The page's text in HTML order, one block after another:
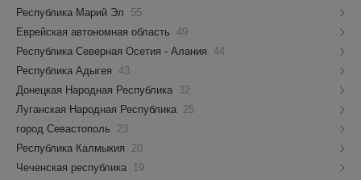
Республика Марий Эл
55
Еврейская автономная область 49
Республика Северная Осетия - Алания 44
Республика Адыгея 43
Донецкая Народная Республика 32
Луганская Народная Республика 25
город Севастополь
23
Республика Калмыкия
20
Чеченская республика 19